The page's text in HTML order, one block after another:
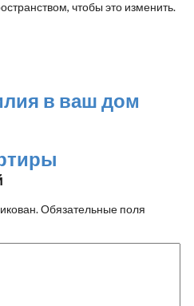
чтобы это изменить.
в ваш дом
Обязательные поля